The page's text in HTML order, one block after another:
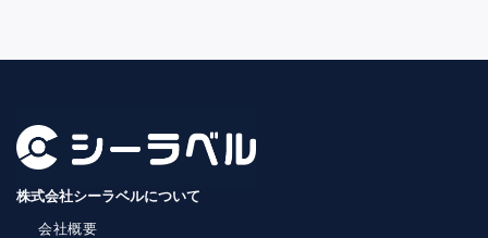
株式会社シーラベルについて
会社概要